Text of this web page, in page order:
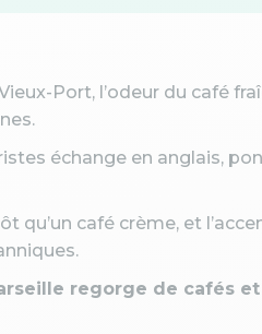
Port, l’odeur du café
échange en anglais,
qu’un café crème, et
regorge de cafés